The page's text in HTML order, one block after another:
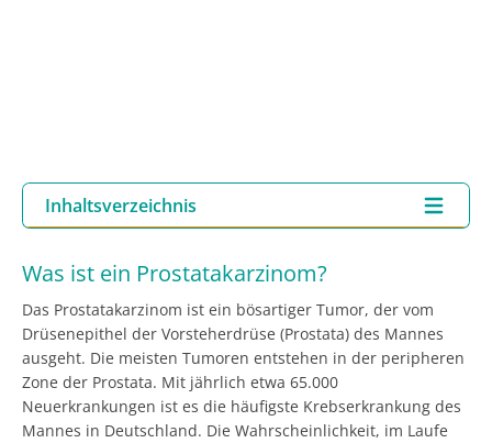
Inhaltsverzeichnis
Was ist ein Prostatakarzinom?
Das Prostatakarzinom ist ein bösartiger Tumor, der vom
Drüsenepithel der Vorsteherdrüse (Prostata) des Mannes
ausgeht. Die meisten Tumoren entstehen in der peripheren
Zone der Prostata. Mit jährlich etwa 65.000
Neuerkrankungen ist es die häufigste Krebserkrankung des
Mannes in Deutschland. Die Wahrscheinlichkeit, im Laufe